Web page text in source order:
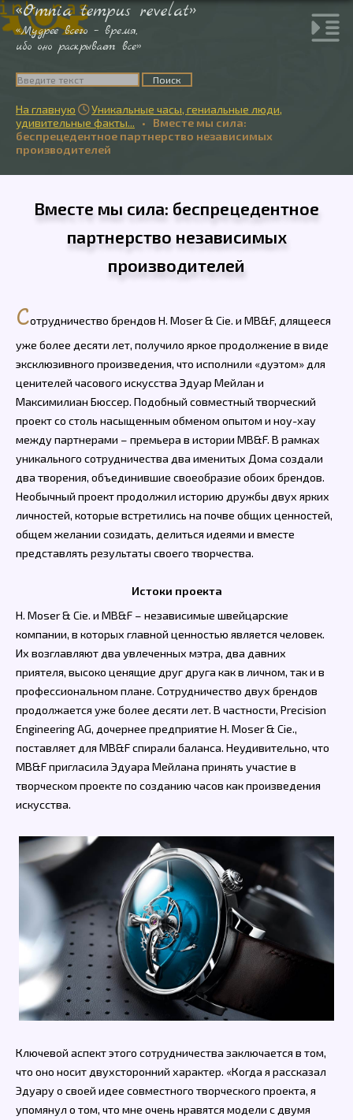
«Omnia tempus revelat»
«Мудрее всего – время,
ибо оно раскрывает все»
На главную  Уникальные часы, гениальные люди,
удивительные факты... • Вместе мы сила:
беспрецедентное партнерство независимых
производителей
Вместе мы сила: беспрецедентное
партнерство независимых
производителей
Сотрудничество брендов H. Moser & Cie. и MB&F, длящееся
уже более десяти лет, получило яркое продолжение в виде
эксклюзивного произведения, что исполнили «дуэтом» для
ценителей часового искусства Эдуар Мейлан и
Максимилиан Бюссер. Подобный совместный творческий
проект со столь насыщенным обменом опытом и ноу-хау
между партнерами – премьера в истории MB&F. В рамках
уникального сотрудничества два именитых Дома создали
два творения, объединившие своеобразие обоих брендов.
Необычный проект продолжил историю дружбы двух ярких
личностей, которые встретились на почве общих ценностей,
общем желании созидать, делиться идеями и вместе
представлять результаты своего творчества.
Истоки проекта
H. Moser & Cie. и MB&F – независимые швейцарские
компании, в которых главной ценностью является человек.
Их возглавляют два увлеченных мэтра, два давних
приятеля, высоко ценящие друг друга как в личном, так и в
профессиональном плане. Сотрудничество двух брендов
продолжается уже более десяти лет. В частности, Precision
Engineering AG, дочернее предприятие H. Moser & Cie.,
поставляет для MB&F спирали баланса. Неудивительно, что
MB&F пригласила Эдуара Мейлана принять участие в
творческом проекте по созданию часов как произведения
искусства.
Ключевой аспект этого сотрудничества заключается в том,
что оно носит двухсторонний характер. «Когда я рассказал
Эдуару о своей идее совместного творческого проекта, я
упомянул о том, что мне очень нравятся модели с двумя